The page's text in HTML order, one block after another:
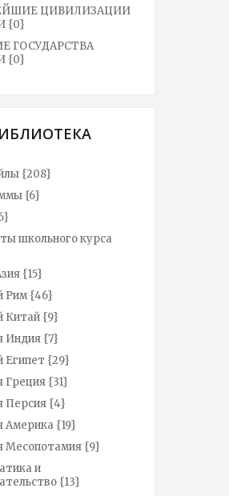
ЦИВИЛИЗАЦИИ
{0}
ГОСУДАРСТВА
{0}
{208}
{6}
школьного курса
{15}
Рим {46}
Китай {9}
Индия {7}
Египет {29}
Греция {31}
Персия {4}
Америка {19}
Месопотамия {9}
и
{13}